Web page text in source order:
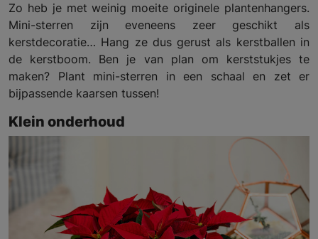
Zo heb je met weinig moeite originele plantenhangers.
Mini-sterren zijn eveneens zeer geschikt als
kerstdecoratie… Hang ze dus gerust als kerstballen in
de kerstboom. Ben je van plan om kerststukjes te
maken? Plant mini-sterren in een schaal en zet er
bijpassende kaarsen tussen!
Klein onderhoud